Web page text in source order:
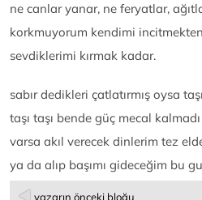
ne canlar yanar, ne feryatlar,
korkmuyorum kendimi incitmekten
sevdiklerimi kırmak kadar.
sabır dedikleri çatlatırmış oysa taşı
taşı taşı bende güç mecal kalmadı
varsa akıl verecek dinlerim tez
ya da alıp başımı gideceğim bu
yazarın önceki bloğu